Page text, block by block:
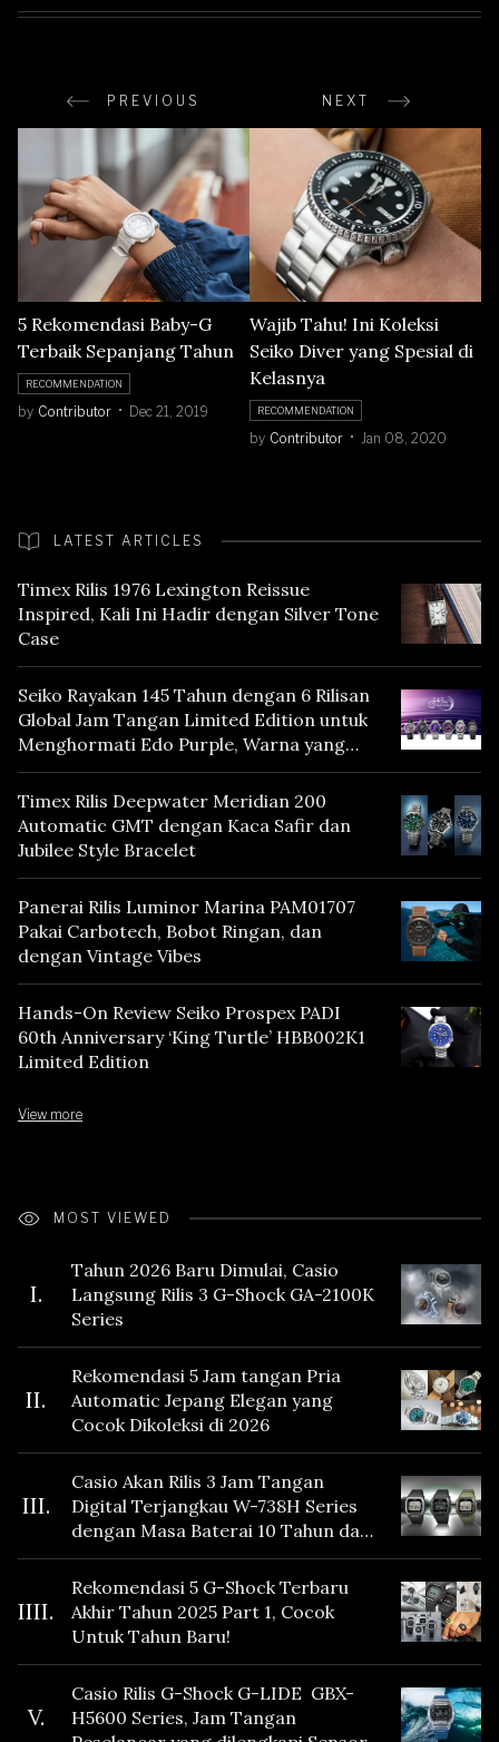
PREVIOUS NEXT
5 Rekomendasi Baby-G
Terbaik Sepanjang Tahun
RECOMMENDATION
by Contributor Dec 21, 2019
Wajib Tahu! Ini Koleksi
Seiko Diver yang Spesial di
Kelasnya
RECOMMENDATION
by Contributor Jan 08, 2020
LATEST ARTICLES
Timex Rilis 1976 Lexington Reissue
Inspired, Kali Ini Hadir dengan Silver Tone
Case
Seiko Rayakan 145 Tahun dengan 6 Rilisan
Global Jam Tangan Limited Edition untuk
Menghormati Edo Purple, Warna yang
Mencerminkan Warisan Tokyo
Timex Rilis Deepwater Meridian 200
Automatic GMT dengan Kaca Safir dan
Jubilee Style Bracelet
Panerai Rilis Luminor Marina PAM01707
Pakai Carbotech, Bobot Ringan, dan
dengan Vintage Vibes
Hands-On Review Seiko Prospex PADI
60th Anniversary ‘King Turtle’ HBB002K1
Limited Edition
View more
MOST VIEWED
I.
Tahun 2026 Baru Dimulai, Casio
Langsung Rilis 3 G-Shock GA-2100K
Series
II.
Rekomendasi 5 Jam tangan Pria
Automatic Jepang Elegan yang
Cocok Dikoleksi di 2026
III.
Casio Akan Rilis 3 Jam Tangan
Digital Terjangkau W-738H Series
dengan Masa Baterai 10 Tahun dan
Fitur Vibration
IIII.
Rekomendasi 5 G-Shock Terbaru
Akhir Tahun 2025 Part 1, Cocok
Untuk Tahun Baru!
V.
Casio Rilis G-Shock G-LIDE GBX-
H5600 Series, Jam Tangan